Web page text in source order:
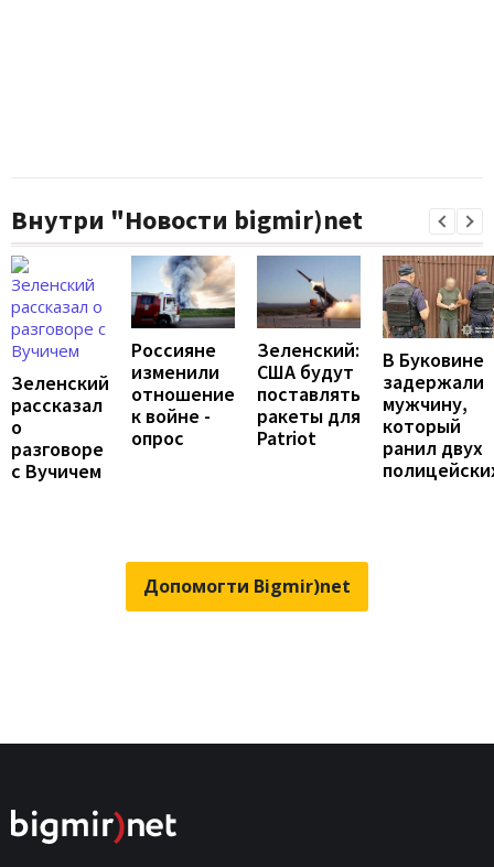
Внутри "Новости bigmir)net
Зеленский
рассказал
о
разговоре
с Вучичем
Россияне
изменили
отношение
к войне -
опрос
Зеленский:
США будут
поставлять
ракеты для
Patriot
В Буковине
задержали
мужчину,
который
ранил двух
Допомогти Bigmir)net